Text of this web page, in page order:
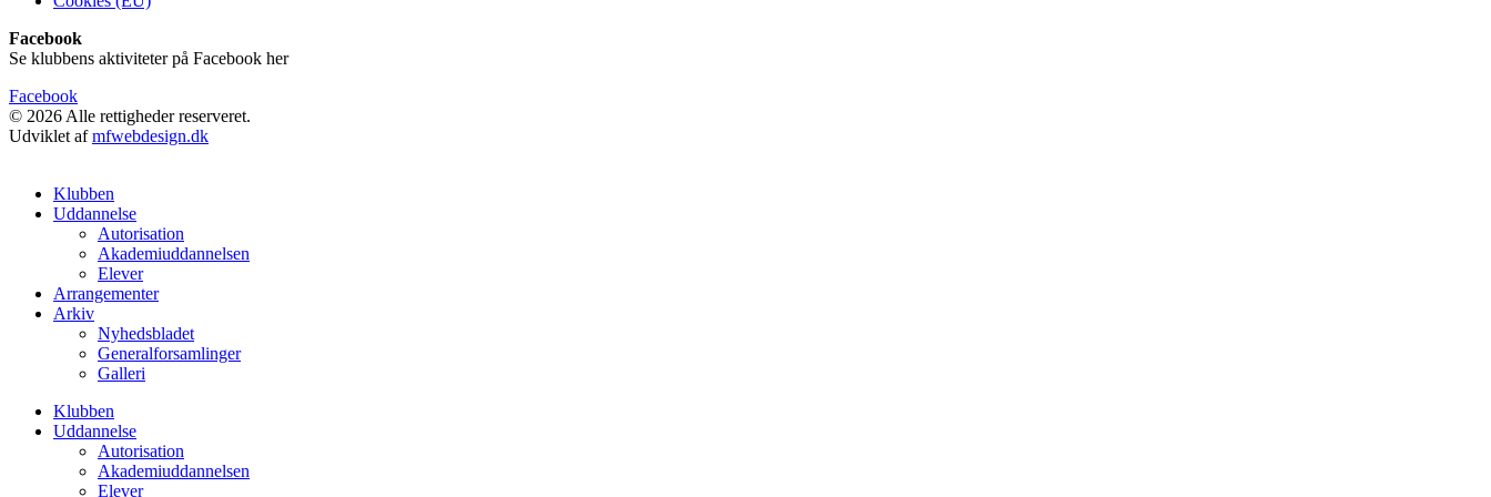
Facebook
Se klubbens aktiviteter på Facebook her
Facebook
© 2026 Alle rettigheder reserveret.
Udviklet afmfwebdesign.dk
Klubben
Uddannelse
Autorisation
Akademiuddannelsen
Elever
Arrangementer
Arkiv
Nyhedsbladet
Generalforsamlinger
Galleri
Klubben
Uddannelse
Autorisation
Akademiuddannelsen
Elever